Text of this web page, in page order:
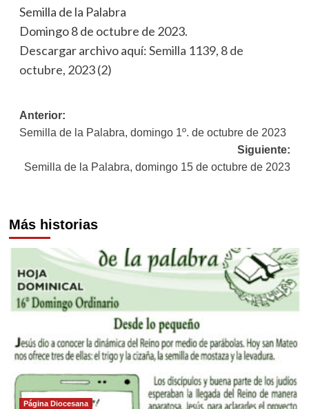
Semilla de la Palabra
Domingo 8 de octubre de 2023.
Descargar archivo aquí:Semilla 1139, 8 de
octubre, 2023 (2)
Navegación
de
entradas
Anterior:
Semilla de la Palabra, domingo 1º. de octubre de 2023
Siguiente:
Semilla de la Palabra, domingo 15 de octubre de 2023
Más historias
Página Diocesana